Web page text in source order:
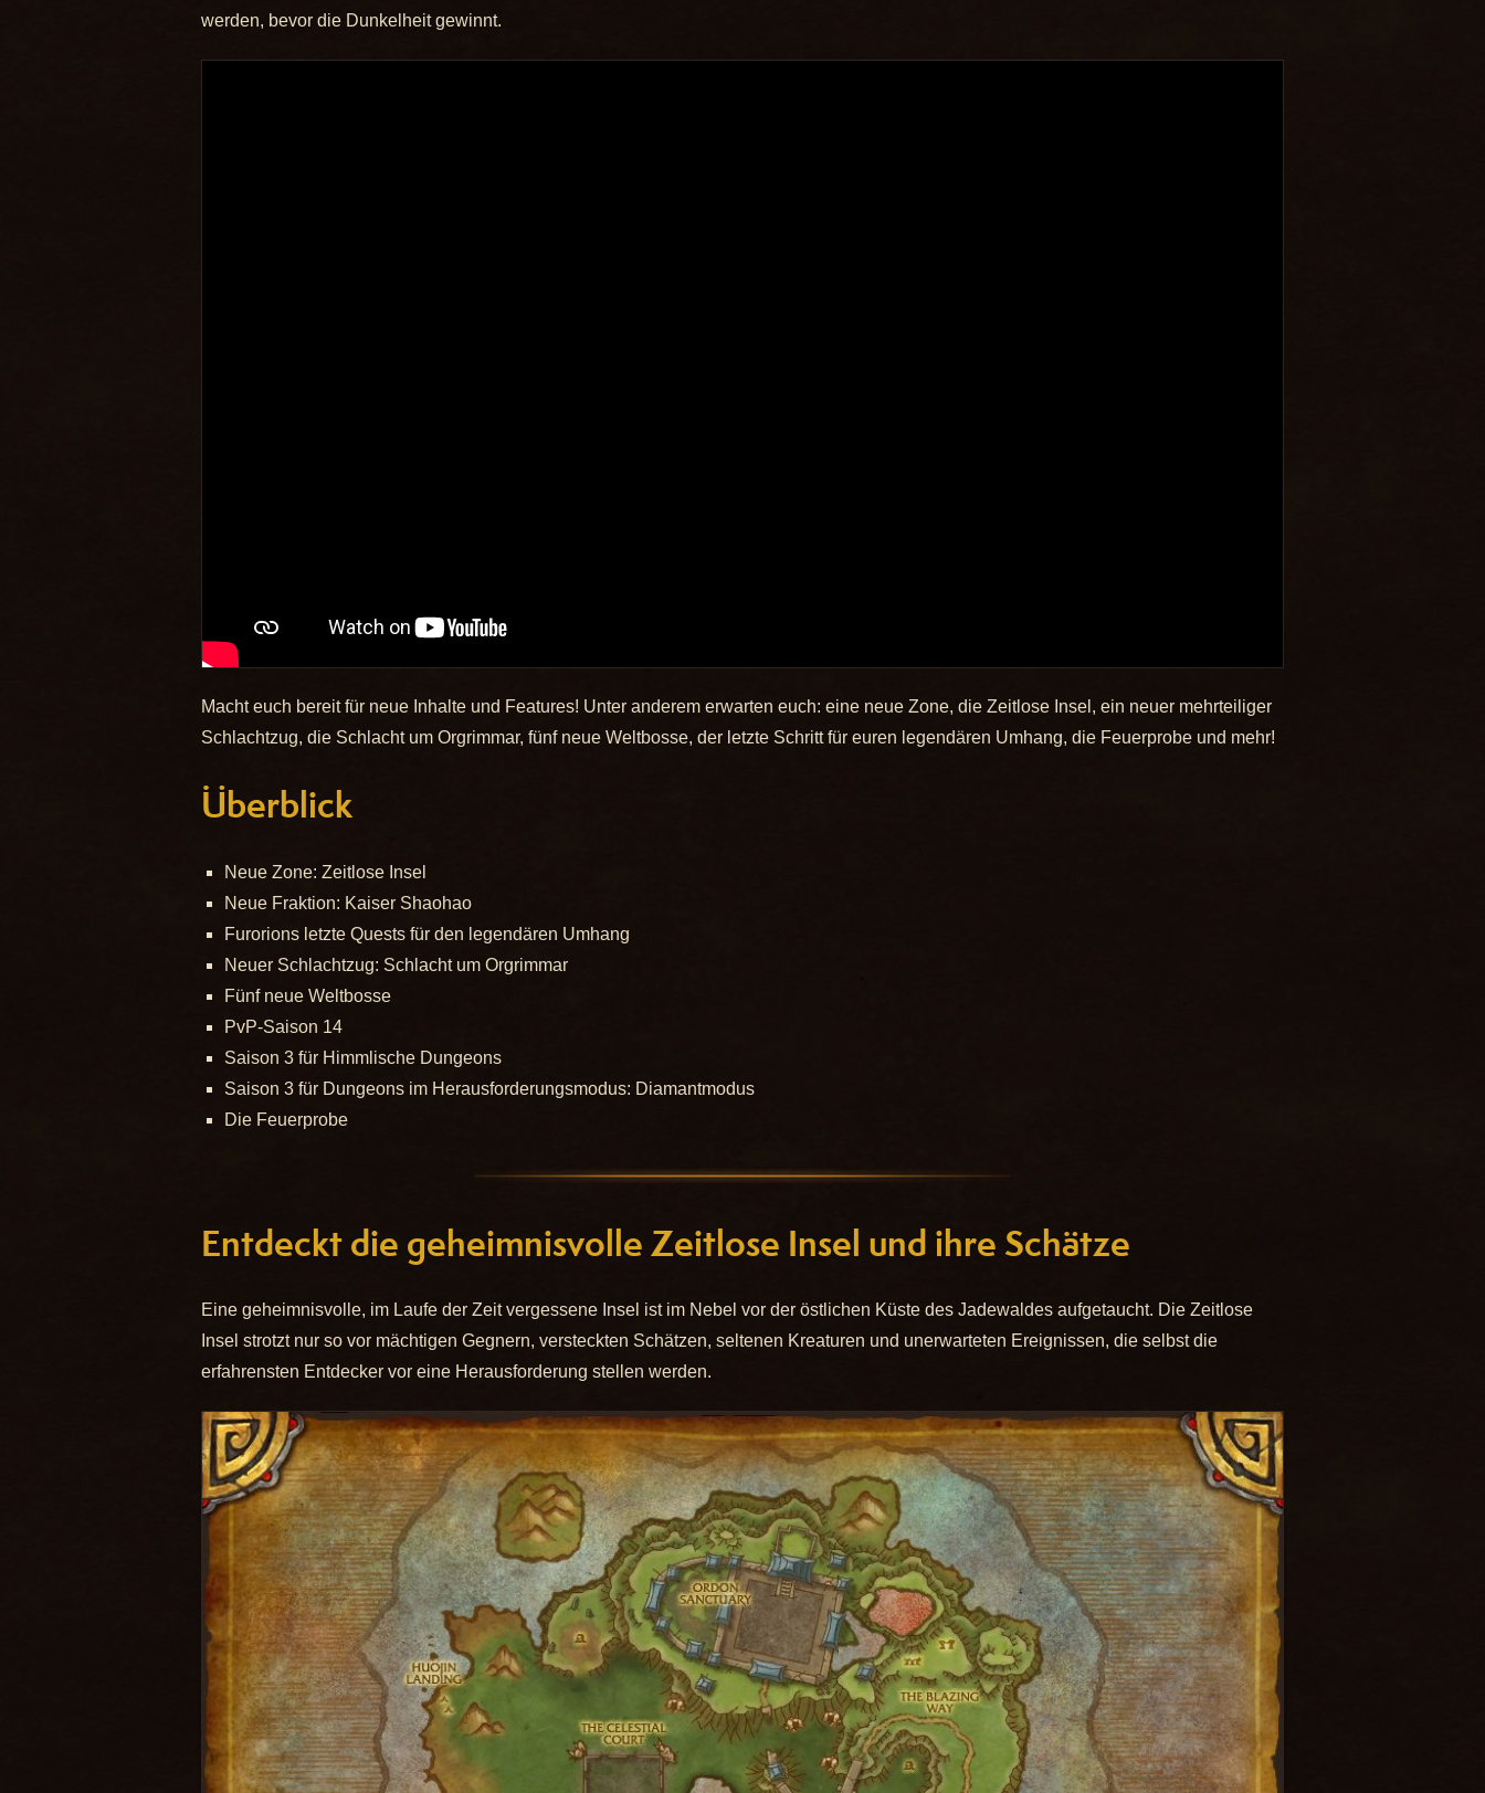
werden, bevor die Dunkelheit gewinnt.
Macht euch bereit für neue Inhalte und Features! Unter anderem erwarten euch: eine neue Zone, die Zeitlose Insel, ein neuer mehrteiliger
Schlachtzug, die Schlacht um Orgrimmar, fünf neue Weltbosse, der letzte Schritt für euren legendären Umhang, die Feuerprobe und mehr!
Überblick
Neue Zone: Zeitlose Insel
Neue Fraktion: Kaiser Shaohao
Furorions letzte Quests für den legendären Umhang
Neuer Schlachtzug: Schlacht um Orgrimmar
Fünf neue Weltbosse
PvP-Saison 14
Saison 3 für Himmlische Dungeons
Saison 3 für Dungeons im Herausforderungsmodus: Diamantmodus
Die Feuerprobe
Entdeckt die geheimnisvolle Zeitlose Insel und ihre Schätze
Eine geheimnisvolle, im Laufe der Zeit vergessene Insel ist im Nebel vor der östlichen Küste des Jadewaldes aufgetaucht. Die Zeitlose
Insel strotzt nur so vor mächtigen Gegnern, versteckten Schätzen, seltenen Kreaturen und unerwarteten Ereignissen, die selbst die
erfahrensten Entdecker vor eine Herausforderung stellen werden.